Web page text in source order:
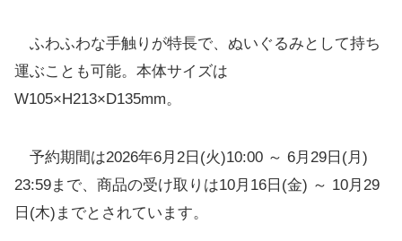
ふわふわな手触りが特長で、ぬいぐるみとして持ち
運ぶことも可能。本体サイズは
W105×H213×D135mm。
予約期間は2026年6月2日(火)10:00 ～ 6月29日(月)
23:59まで、商品の受け取りは10月16日(金) ～ 10月29
日(木)までとされています。